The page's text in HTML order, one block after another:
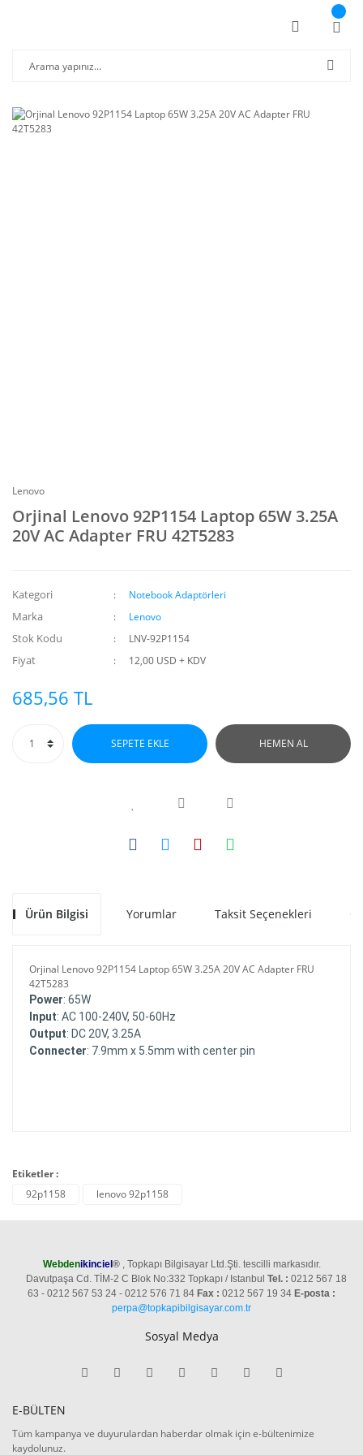
Lenovo
Orjinal Lenovo 92P1154 Laptop 65W 3.25A
20V AC Adapter FRU 42T5283
Kategori Notebook Adaptörleri
Marka Lenovo
Stok Kodu LNV-92P1154
Fiyat 12,00 USD + KDV
685,56 TL
SEPETE EKLE HEMEN AL
Ürün Bilgisi Yorumlar Taksit Seçenekleri
Orjinal Lenovo 92P1154 Laptop 65W 3.25A 20V AC Adapter FRU
42T5283
Power: 65W
Input: AC 100-240V, 50-60Hz
Output: DC 20V, 3.25A
Connecter: 7.9mm x 5.5mm with center pin
Etiketler :
92p1158
lenovo 92p1158
Webdenikinciel ®, Topkapı Bilgisayar Ltd.Şti. tescilli markasıdır.
Davutpaşa Cd. TİM-2 C Blok No:332 Topkapı / Istanbul Tel. : 0212 567 18
63 - 0212 567 53 24 - 0212 576 71 84 Fax : 0212 567 19 34 E-posta :
perpa@topkapibilgisayar.com.tr
Sosyal Medya
E-BÜLTEN
Tüm kampanya ve duyurulardan haberdar olmak için e-bültenimize
kaydolunuz.